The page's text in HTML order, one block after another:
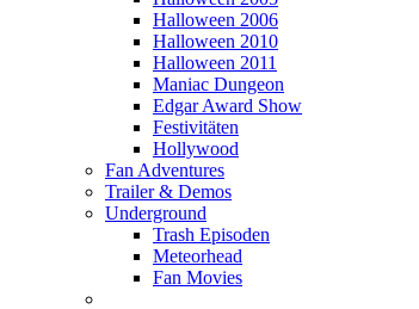
Halloween 2006
Halloween 2010
Halloween 2011
Maniac Dungeon
Edgar Award Show
Festivitäten
Hollywood
Fan Adventures
Trailer & Demos
Underground
Trash Episoden
Meteorhead
Fan Movies